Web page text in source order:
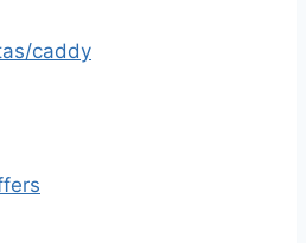
caddy